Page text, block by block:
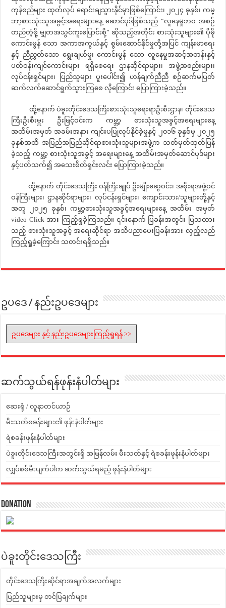
ကုန်စည်များ ထုတ်လုပ် ရောင်းချသွားနိုင်မှာဖြစ်ကြောင်း၊ ၂၀၂၄ ခုနှစ်၊ ကမ္
ဘာ့စားသုံးသူအခွင့်အရေးများနေ့ ဆောင်ပုဒ်ဖြစ်သည့် “လူနေမှုဘဝ အစဉ်
တည်တံ့ဖို့ မျှတအသွင်ကူးပြောင်းစို့” ဆိုသည့်အတိုင်း စားသုံးသူများ၏ ပိုမို
ကောင်းမွန် သော အကာအကွယ်နှင့် စွမ်းဆောင်နိုင်မှုတို့အပြင် ကျန်းမာရေး
နှင့် ညီညွှတ်သော ရွေးချယ်မှု၊ ကောင်းမွန် သော လူနေမှုအဆင့်အတန်းနှင့်
ပတ်ဝန်းကျင်ကောင်းများ ရရှိစေရေး ဌာနဆိုင်ရာများ၊ အဖွဲ့အစည်းများ၊
လုပ်ငန်းရှင်များ၊ ပြည်သူများ ပူးပေါင်း၍ ဟန်ချက်ညီညီ စဉ်ဆက်မပြတ်
ဆက်လက်ဆောင်ရွက်သွားကြစေ လိုကြောင်း ပြောကြားခဲ့သည်။
ထို့နောက် ပဲခူးတိုင်းဒေသကြီးစားသုံးသူရေးရာဦးစီးဌာန၊ တိုင်းဒေသ
ကြီးဦးစီးမှူး ဦးမြင့်ဝင်းက ကမ္ဘာ့ စားသုံးသူအခွင့်အရေးများနေ့
အထိမ်းအမှတ် အခမ်းအနား ကျင်းပပြုလုပ်နိုင်ခဲ့မှုနှင့် ၂၀၁၆ ခုနှစ်မှ ၂၀၂၅
ခုနှစ်အထိ အပြည်အပြည်ဆိုင်ရာစားသုံးသူများအဖွဲ့က သတ်မှတ်ထုတ်ပြန်
ခဲ့သည့် ကမ္ဘာ့ စားသုံးသူအခွင့် အရေးများနေ့ အထိမ်းအမှတ်ဆောင်ပုဒ်များ
နှင့်ပတ်သက်၍ အသေးစိတ်ရှင်းလင်း ပြောကြားခဲ့သည်။
ထို့နောက် တိုင်းဒေသကြီး ဝန်ကြီးချုပ် ဦးမျိုးဆွေဝင်း၊ အစိုးရအဖွဲ့ဝင်
ဝန်ကြီးများ၊ ဌာနဆိုင်ရာများ၊ လုပ်ငန်းရှင်များ၊ ကျောင်းသား/သူများတို့နှင့်
အတူ ၂၀၂၅ ခုနှစ်၊ ကမ္ဘာ့စားသုံးသူအခွင့်အရေးများနေ့ အထိမ်း အမှတ်
video Click အား ကြည့်ရှုခဲ့ကြသည်။ ၎င်းနောက် ပြခန်းအတွင်း ပြသထား
သည့် စားသုံးသူအခွင့် အရေးဆိုင်ရာ အသိပညာပေးပြခန်းအား လှည့်လည်
ကြည့်ရှုခဲ့ကြောင်း သတင်းရရှိသည်။
ဥပဒေ / နည်းဥပဒေများ
ဥပဒေများ နှင့် နည်းဥပဒေများကြည့်ရှုရန် >>
ဆက်သွယ်ရန်ဖုန်းနံပါတ်များ
ဆေးရုံ / လူနာတင်ယာဉ်
မီးသတ်စခန်းများ၏ ဖုန်းနံပါတ်များ
ရဲစခန်းဖုန်းနံပါတ်များ
ပဲခူးတိုင်းဒေသကြီးအတွင်းရှိ အမြန်လမ်း မီးသတ်နှင့် ရဲစခန်းဖုန်းနံပါတ်များ
လျှပ်စစ်မီးပျက်ပါက ဆက်သွယ်ရမည့် ဖုန်းနံပါတ်များ
Donation
ပဲခူးတိုင်းဒေသကြီး
တိုင်းဒေသကြီးဆိုင်ရာအချက်အလက်များ
ပြည်သူများမှ တင်ပြချက်များ